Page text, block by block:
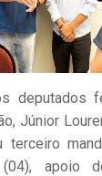
deputados
Júnior
terceiro
apoio